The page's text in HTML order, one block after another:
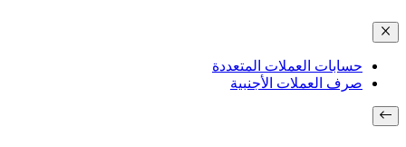
حسابات العملات المتعددة
صرف العملات الأجنبية